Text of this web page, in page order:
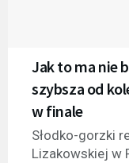
Jak to ma nie
szybsza od
w finale
Słodko-gorzki
Lizakowskiej w